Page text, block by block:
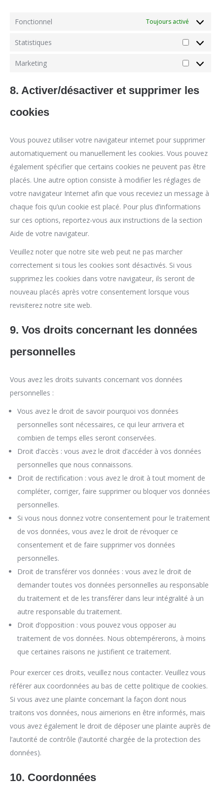
Fonctionnel Toujours activé
Statistiques
Marketing
Marketing
8. Activer/désactiver et supprimer les
cookies
Vous pouvez utiliser votre navigateur internet pour supprimer
automatiquement ou manuellement les cookies. Vous pouvez
également spécifier que certains cookies ne peuvent pas être
placés. Une autre option consiste à modifier les réglages de
votre navigateur Internet afin que vous receviez un message à
chaque fois qu’un cookie est placé. Pour plus d’informations
sur ces options, reportez-vous aux instructions de la section
Aide de votre navigateur.
Veuillez noter que notre site web peut ne pas marcher
correctement si tous les cookies sont désactivés. Si vous
supprimez les cookies dans votre navigateur, ils seront de
nouveau placés après votre consentement lorsque vous
revisiterez notre site web.
9. Vos droits concernant les données
personnelles
Vous avez les droits suivants concernant vos données
personnelles :
Vous avez le droit de savoir pourquoi vos données
personnelles sont nécessaires, ce qui leur arrivera et
combien de temps elles seront conservées.
Droit d’accès : vous avez le droit d’accéder à vos données
personnelles que nous connaissons.
Droit de rectification : vous avez le droit à tout moment de
compléter, corriger, faire supprimer ou bloquer vos données
personnelles.
Si vous nous donnez votre consentement pour le traitement
de vos données, vous avez le droit de révoquer ce
consentement et de faire supprimer vos données
personnelles.
Droit de transférer vos données : vous avez le droit de
demander toutes vos données personnelles au responsable
du traitement et de les transférer dans leur intégralité à un
autre responsable du traitement.
Droit d’opposition : vous pouvez vous opposer au
traitement de vos données. Nous obtempérerons, à moins
que certaines raisons ne justifient ce traitement.
Pour exercer ces droits, veuillez nous contacter. Veuillez vous
référer aux coordonnées au bas de cette politique de cookies.
Si vous avez une plainte concernant la façon dont nous
traitons vos données, nous aimerions en être informés, mais
vous avez également le droit de déposer une plainte auprès de
l’autorité de contrôle (l’autorité chargée de la protection des
données).
10. Coordonnées